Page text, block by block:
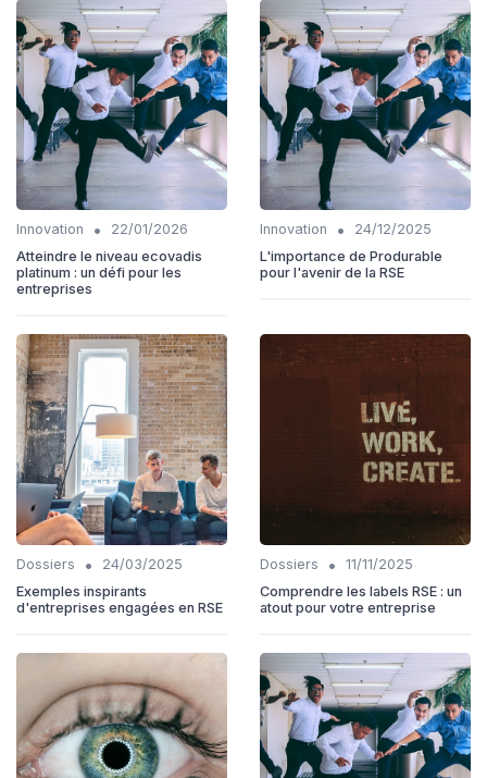
Innovation •
22/01/2026
Atteindre le niveau ecovadis
platinum : un défi pour les
entreprises
Innovation •
24/12/2025
L'importance de Produrable
pour l'avenir de la RSE
Dossiers •
24/03/2025
Exemples inspirants
d'entreprises engagées en RSE
Dossiers •
11/11/2025
Comprendre les labels RSE : un
atout pour votre entreprise